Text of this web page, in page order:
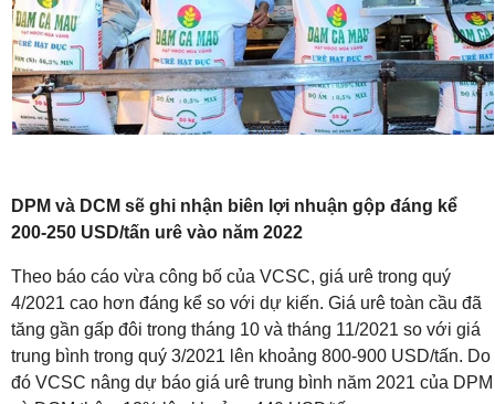
DPM và DCM sẽ ghi nhận biên lợi nhuận gộp đáng kể
200-250 USD/tấn urê vào năm 2022
Theo báo cáo vừa công bố của VCSC, giá urê trong quý
4/2021 cao hơn đáng kể so với dự kiến. Giá urê toàn cầu đã
tăng gần gấp đôi trong tháng 10 và tháng 11/2021 so với giá
trung bình trong quý 3/2021 lên khoảng 800-900 USD/tấn. Do
đó VCSC nâng dự báo giá urê trung bình năm 2021 của DPM